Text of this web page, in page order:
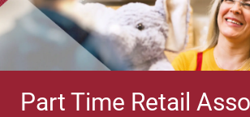
Part Time Retail